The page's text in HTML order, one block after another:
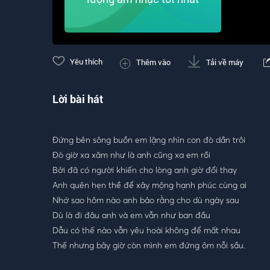
Yêu thích Thêm vào Tải về máy
Lời bài hát
Đứng bên sông buồn em lặng nhìn con đò dần trôi
Đò giờ xa xăm như là anh cũng xa em rồi
Bởi đã có người khiến cho lòng anh giờ đổi thay
Anh quên hẹn thề để xây mộng hạnh phúc cùng ai
Nhớ sao hôm nào anh bảo rằng cho dù ngày sau
Dù là đi đâu anh và em vẫn như ban đầu
Dẫu có thế nào vẫn yêu hoài không để mất nhau
Thế nhưng bây giờ còn mình em đứng ôm nỗi sầu.